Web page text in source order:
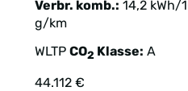
Verbr. komb.: 14,2 kWh/
g/km
WLTP CO2 Klasse: A
44.112 €